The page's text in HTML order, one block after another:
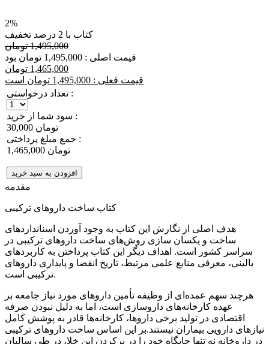
2%
کتاب با 2 درصد تخفیف
1,495,000 تومان
قیمت اصلی : 1,495,000 تومان بود
1,465,000 تومان
قیمت فعلی : 1,495,000 تومان است
تعداد درخواستی :
سود شما از خرید :
30,000 تومان
جمع مبلغ پرداختی :
1,465,000 تومان
افزودن به سبد خرید
مقدمه
کتاب ساخت داروهای ترکیبی
هدف اصلی از نگارش این کتاب به وجود آوردن اسنانداردهای
ساخت و یکسان سازی روش‌های ساخت داروهای ترکیبی در
سراسر کشور است. اهداف دیگر این کتاب پرداختن به کاربردهای
بالینی، معرفی منابع علمی مرتبط، تاریخ انقضا و پایداری داروهای
ترکیبی است.
هرچند سهم عمده‌ای از وظیفه تأمین داروهای مورد نیاز جامعه بر
عهده کارخانه‌های داروسازی است، اما به دلیل نبودن صرفه
اقتصادی در تولید برخی داروها، کارخانه‌ها قادر به پوشش کامل
نیازهای دارویی بیماران نیستند.بر این اساس ساخت داروهای ترکیبی
در داروخانه نه تنها جایگاه خود را در پرکردن این خلا، در طی سالیان